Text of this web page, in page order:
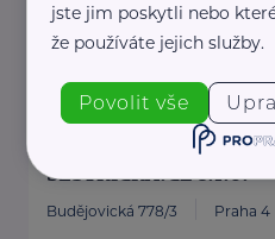
https://www.rscr.cz/
rscr@rscr.cz
SESTŘIČKA.CZ s.r.o.
Budějovická 778/3 Praha 4
jste jim poskytli nebo
že používáte jejich služby.
Povolit vše